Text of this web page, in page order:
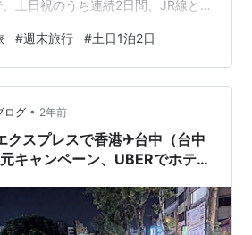
土日祝のうち連続2日間、JR線と一
す。 特急券を買えば新幹線や特急
大人8,880円・子ども2,600円で、
売機、みどりの窓口などで購入で
すすめ？ 「平日は仕事だから土日
な電車に乗って旅行してみたい」
#週末旅行 #土日1泊2日
ログ • 2年前
クスプレスで香港✈台中（台中
キャンペーン、UBERでホテル